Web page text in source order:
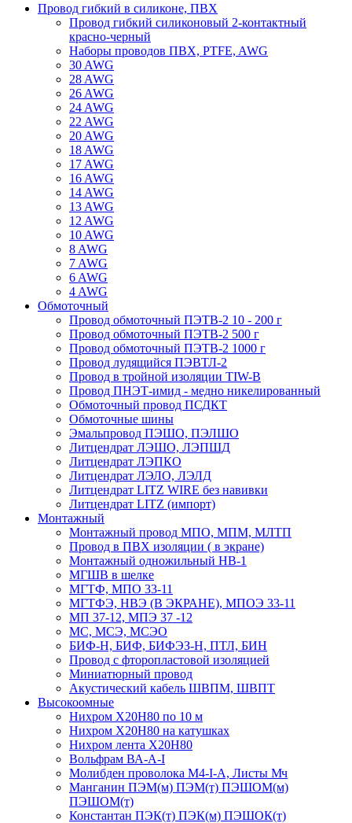
Провод гибкий в силиконе, ПВХ
Провод гибкий силиконовый 2-контактный
красно-черный
Наборы проводов ПВХ, PTFE, AWG
30 AWG
28 AWG
26 AWG
24 AWG
22 AWG
20 AWG
18 AWG
17 AWG
16 AWG
14 AWG
13 AWG
12 AWG
10 AWG
8 AWG
7 AWG
6 AWG
4 AWG
Обмоточный
Провод обмоточный ПЭТВ-2 10 - 200 г
Провод обмоточный ПЭТВ-2 500 г
Провод обмоточный ПЭТВ-2 1000 г
Провод лудящийся ПЭВТЛ-2
Провод в тройной изоляции TIW-B
Провод ПНЭТ-имид - медно никелированный
Обмоточный провод ПСДКТ
Обмоточные шины
Эмальпровод ПЭШО, ПЭЛШО
Литцендрат ЛЭШО, ЛЭПШД
Литцендрат ЛЭПКО
Литцендрат ЛЭЛО, ЛЭЛД
Литцендрат LITZ WIRE без навивки
Литцендрат LITZ (импорт)
Монтажный
Монтажный провод МПО, МПМ, МЛТП
Провод в ПВХ изоляции ( в экране)
Монтажный одножильный HB-1
МГШВ в шелке
МГТФ, МПО 33-11
МГТФЭ, НВЭ (В ЭКРАНЕ), МПОЭ 33-11
МП 37-12, МПЭ 37 -12
МС, МСЭ, МСЭО
БИФ-Н, БИФ, БИФЭЗ-Н, ПТЛ, БИН
Провод с фторопластовой изоляцией
Миниатюрный провод
Акустический кабель ШВПМ, ШВПТ
Высокоомные
Нихром Х20Н80 по 10 м
Нихром Х20Н80 на катушках
Нихром лента Х20Н80
Вольфрам ВА-А-I
Молибден проволока М4-I-А, Листы Мч
Манганин ПЭМ(м) ПЭМ(т) ПЭШОМ(м)
ПЭШОМ(т)
Константан ПЭК(т) ПЭК(м) ПЭШОК(т)